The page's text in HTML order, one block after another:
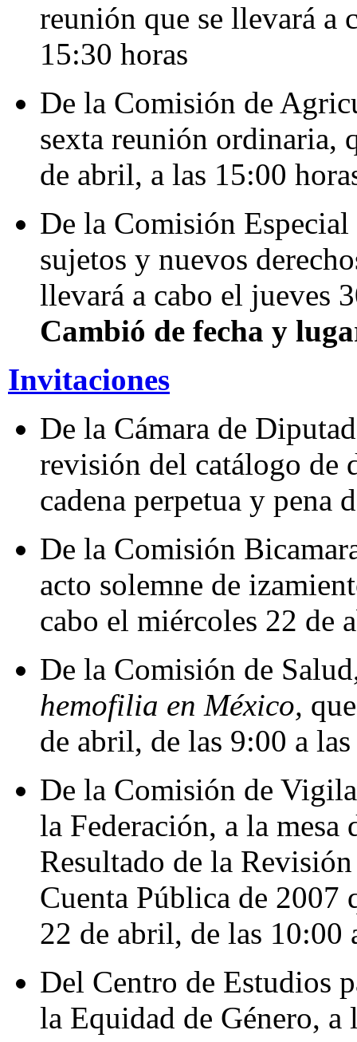
reunión que se llevará a
15:30 horas
De la Comisión de
sexta reunión ordinaria,
de abril, a las 15:00
De la Comisión
sujetos y nuevos
llevará a cabo el jueves
Cambió de fecha y
Invitaciones
De la Cámara de
revisión del catálogo de
cadena perpetua y pena
De la Comisión
acto solemne de
cabo el miércoles 22 de
De la Comisión de
hemofilia en México,
de abril, de las 9:00 a
De la Comisión de
la Federación, a la
Resultado de la
Cuenta Pública de 2007
22 de abril, de las 10:00
Del Centro de Estudios
la Equidad de Género, a